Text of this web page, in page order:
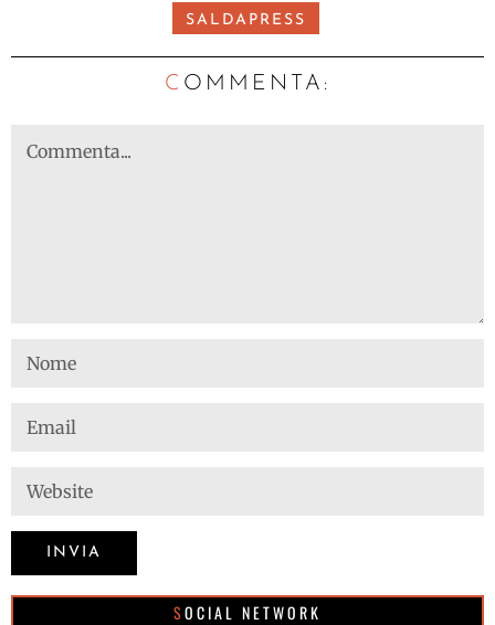
SALDAPRESS
C OMMENTA:
SOCIAL NETWORK